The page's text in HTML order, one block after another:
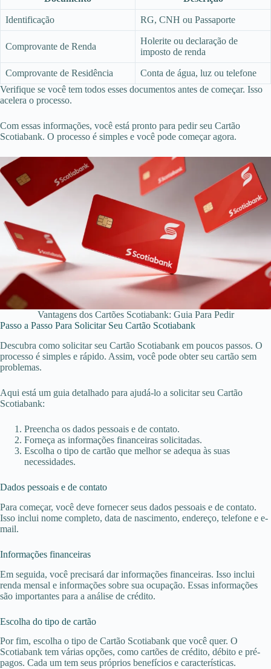
Identificação RG, CNH ou Passaporte
Comprovante de Renda
Holerite ou declaração de
imposto de renda
Comprovante de Residência
Conta de água, luz ou telefone
Verifique se você tem todos esses documentos antes de começar. Isso
acelera o processo.
Com essas informações, você está pronto para pedir seu Cartão
Scotiabank. O processo é simples e você pode começar agora.
Vantagens dos Cartões Scotiabank: Guia Para Pedir
Passo a Passo Para Solicitar Seu Cartão Scotiabank
Descubra como solicitar seu Cartão Scotiabank em poucos passos. O
processo é simples e rápido. Assim, você pode obter seu cartão sem
problemas.
Aqui está um guia detalhado para ajudá-lo a solicitar seu Cartão
Scotiabank:
Preencha os dados pessoais e de contato.
Forneça as informações financeiras solicitadas.
Escolha o tipo de cartão que melhor se adequa às suas
necessidades.
Dados pessoais e de contato
Para começar, você deve fornecer seus dados pessoais e de contato.
Isso inclui nome completo, data de nascimento, endereço, telefone e e-
mail.
Informações financeiras
Em seguida, você precisará dar informações financeiras. Isso inclui
renda mensal e informações sobre sua ocupação. Essas informações
são importantes para a análise de crédito.
Escolha do tipo de cartão
Por fim, escolha o tipo de Cartão Scotiabank que você quer. O
Scotiabank tem várias opções, como cartões de crédito, débito e pré-
pagos. Cada um tem seus próprios benefícios e características.